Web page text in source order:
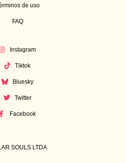
de uso
FAQ
Instagram
Tiktok
Bluesky
Twitter
Facebook
SOULS LTDA.